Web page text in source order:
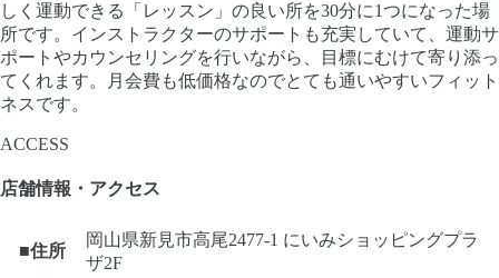
しく運動できる「レッスン」の良い所を30分に1つになった場
所です。インストラクターのサポートも充実していて、運動サ
ポートやカウンセリングを行いながら、目標にむけて寄り添っ
てくれます。月会費も低価格なのでとても通いやすいフィット
ネスです。
ACCESS
店舗情報・アクセス
■住所
岡山県新見市高尾2477-1 にいみショッピングプラ
ザ2F